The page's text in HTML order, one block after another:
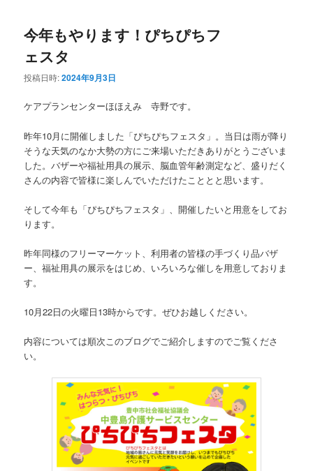
今年もやります！ぴちぴちフ
ェスタ
投稿日時:2024年9月3日
ケアプランセンターほほえみ 寺野です。
昨年10月に開催しました「ぴちぴちフェスタ」。当日は雨が降り
そうな天気のなか大勢の方にご来場いただきありがとうございま
した。バザーや福祉用具の展示、脳血管年齢測定など、盛りだく
さんの内容で皆様に楽しんでいただけたこととと思います。
そして今年も「ぴちぴちフェスタ」、開催したいと用意をしてお
ります。
昨年同様のフリーマーケット、利用者の皆様の手づくり品バザ
ー、福祉用具の展示をはじめ、いろいろな催しを用意しておりま
す。
10月22日の火曜日13時からです。ぜひお越しください。
内容については順次このブログでご紹介しますのでご覧くださ
い。